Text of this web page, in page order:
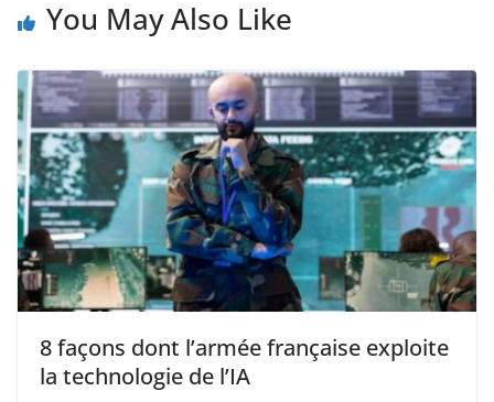
You May Also Like
8 façons dont l’armée française exploite
la technologie de l’IA